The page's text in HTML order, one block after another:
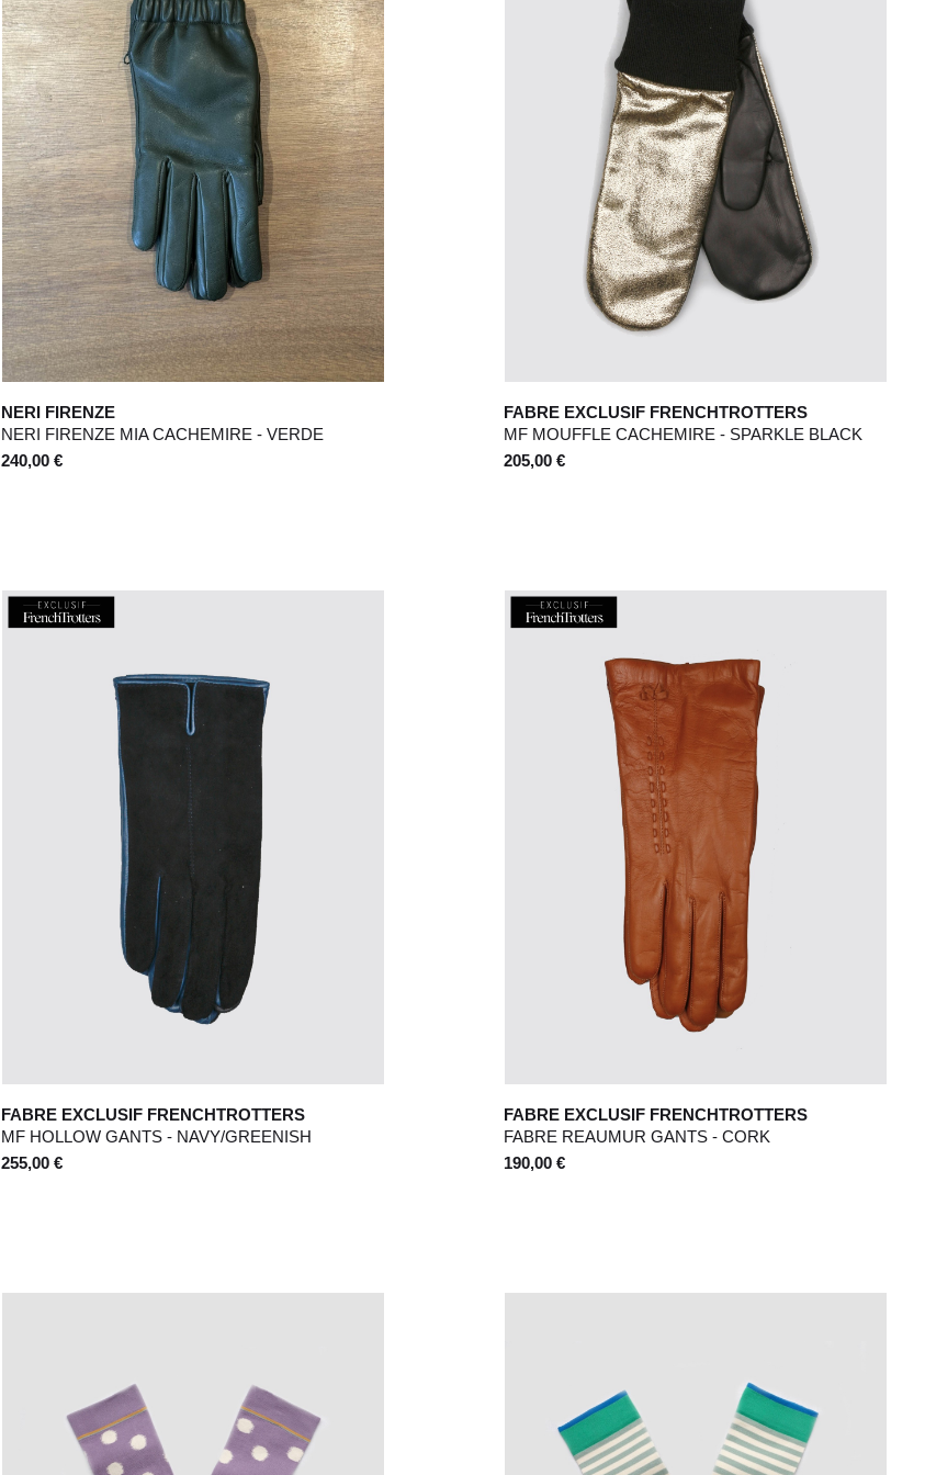
NERI FIRENZE
NERI FIRENZE MIA CACHEMIRE - VERDE
240,00 €
FABRE EXCLUSIF FRENCHTROTTERS
MF MOUFFLE CACHEMIRE - SPARKLE BLACK
205,00 €
FABRE EXCLUSIF FRENCHTROTTERS
MF HOLLOW GANTS - NAVY/GREENISH
255,00 €
FABRE EXCLUSIF FRENCHTROTTERS
FABRE REAUMUR GANTS - CORK
190,00 €
UK 6 8
US 2 4
Jeans 24 / 25 26 / 27 30 / 31
Costume 44 46 48